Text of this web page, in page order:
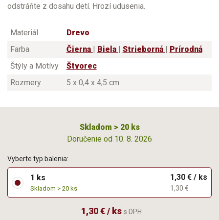
odstráňte z dosahu detí. Hrozí udusenia.
Materiál
Drevo
Farba
Čierna Biela Strieborná
Prírodná
Štýly a Motívy
Štvorec
Rozmery
5 x 0,4 x 4,5 cm
Skladom > 20 ks
Doručenie od 10. 8. 2026
Vyberte typ balenia:
1 ks
Skladom > 20 ks
1,30 € / ks
1,30 €
1,30 € / ks s DPH